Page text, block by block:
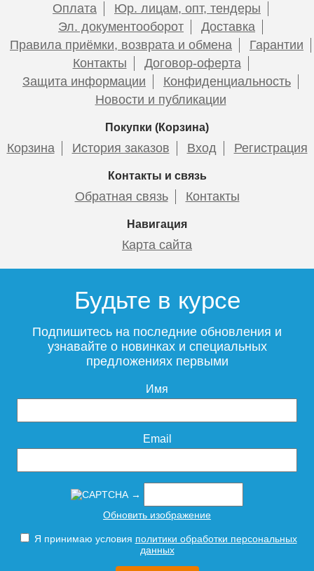
Оплата
Юр. лицам, опт, тендеры
Эл. документооборот
Доставка
Правила приёмки, возврата и обмена
Гарантии
Контакты
Договор-оферта
Защита информации
Конфиденциальность
Новости и публикации
Покупки (Корзина)
Корзина История заказов Вход Регистрация
Контакты и связь
Обратная связь Контакты
Навигация
Карта сайта
Будьте в курсе
Подпишитесь на последние обновления и
узнавайте о новинках и специальных
предложениях первыми
Имя
Email
→
Обновить изображение
Я принимаю условия политики обработки персональных
данных